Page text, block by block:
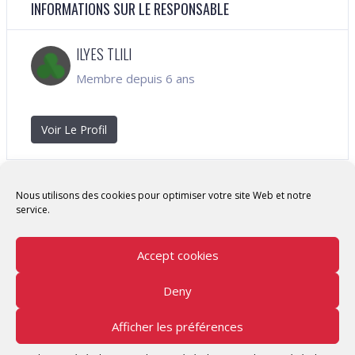
Nous utilisons des cookies pour optimiser votre site Web et notre
service.
Accept cookies
Deny
Afficher les préférences
INFORMATIONS SUR LE RESPONSABLE
ILYES TLILI
Membre depuis 6 ans
Voir Le Profil
Copyright © 2026 Tunisian Fablabs Tous droits
réservés.
Tunisian Fablabsby OpenFab Tunisia - Powered by